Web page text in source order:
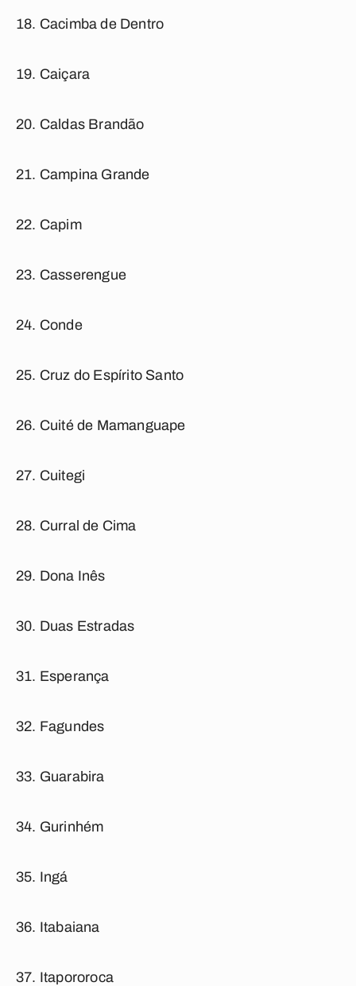
Cacimba de Dentro
Caiçara
Caldas Brandão
Campina Grande
Capim
Casserengue
Conde
Cruz do Espírito Santo
Cuité de Mamanguape
Cuitegi
Curral de Cima
Dona Inês
Duas Estradas
Esperança
Fagundes
Guarabira
Gurinhém
Ingá
Itabaiana
Itapororoca